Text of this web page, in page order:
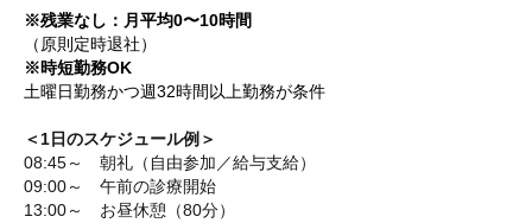
※残業なし：月平均0〜10時間
（原則定時退社）
※時短勤務OK
土曜日勤務かつ週32時間以上勤務が条件
＜1日のスケジュール例＞
08:45～ 朝礼（自由参加／給与支給）
09:00～ 午前の診療開始
13:00～ お昼休憩（80分）